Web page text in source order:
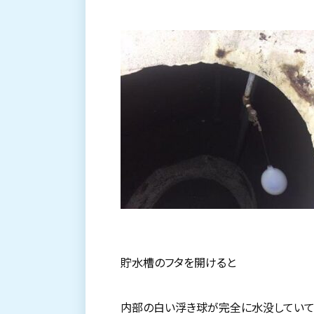
貯水槽のフタを開けると
内部の白い浮き球が完全に水没していて